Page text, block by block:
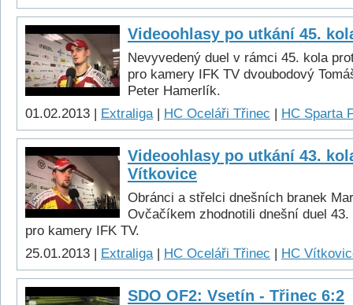
Videoohlasy po utkání 45.
Nevyvedený duel v rámci 45. kola
pro kamery IFK TV dvoubodový
Peter Hamerlík.
01.02.2013 | Extraliga| HC Oceláři Třinec | HC Sparta
Videoohlasy po utkání 43.
Vítkovice
Obránci a střelci dnešních branek
Ovčačíkem zhodnotili dnešní duel
pro kamery IFK TV.
25.01.2013 | Extraliga| HC Oceláři Třinec | HC
SDO OF2: Vsetín - Třinec 6:2